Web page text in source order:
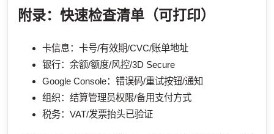
附录：快速检查清单（可打印）
卡信息：卡号/有效期/CVC/账单地址
银行：余额/额度/风控/3D Secure
Google Console：错误码/重试按钮/通知
组织：结算管理员权限/备用支付方式
税务：VAT/发票抬头已验证